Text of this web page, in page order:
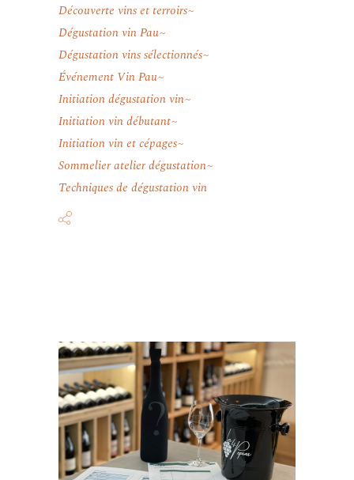
Découverte vins et terroirs
Dégustation vin Pau
Dégustation vins sélectionnés
Événement Vin Pau
Initiation dégustation vin
Initiation vin débutant
Initiation vin et cépages
Sommelier atelier dégustation
Techniques de dégustation vin